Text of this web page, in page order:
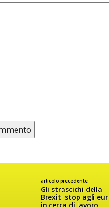
articolo precedente
Gli strascichi della
Brexit: stop agli
in cerca di lavoro